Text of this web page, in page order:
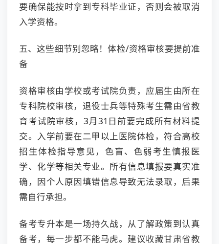
要确保能按时拿到专科毕业证，否则会被取消
入学资格。
五、这些细节别忽略！体检/资格审核要提前准
备
资格审核由学校或考试院负责，应届生由所在
专科院校审核，退役士兵等特殊考生需由省教
育考试院审核，3月31日前要完成所有材料提
交。入学前要在二甲以上医院体检，符合高校
招生体检指导意见，色盲、色弱考生慎报医
学、化学等相关专业。所有信息填报要真实准
确，因个人原因填错信息导致无法录取，后果
需自行承担。
备考专升本是一场持久战，从了解政策到认真
备考，每一步都不能马虎。建议收藏甘肃省教